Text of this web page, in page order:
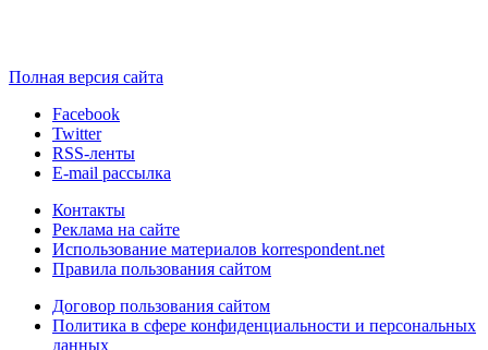
Полная версия сайта
Facebook
Twitter
RSS-ленты
E-mail рассылка
Контакты
Реклама на сайте
Использование материалов korrespondent.net
Правила пользования сайтом
Договор пользования сайтом
Политика в сфере конфиденциальности и персональных
данных